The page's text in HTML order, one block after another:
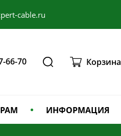
cable.ru
66-70 Корзина
ИНФОРМАЦИЯ